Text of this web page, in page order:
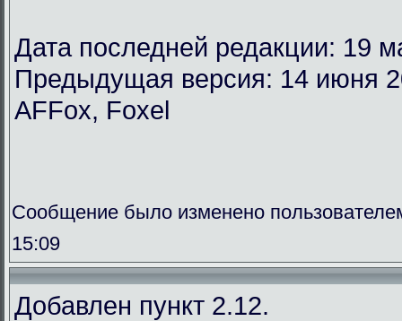
Дата последней редакции: 19
Предыдущая версия: 14 июня
AFFox, Foxel
Сообщение было изменено
15:09
Добавлен пункт 2.12.